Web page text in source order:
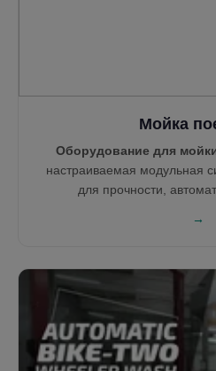
Мойка
Оборудование для
настраиваемая модульная
для прочности,
движение. Благодаря
управлению на базе ПЛК и
воды, обеспечивает
безопасность и снижение
→